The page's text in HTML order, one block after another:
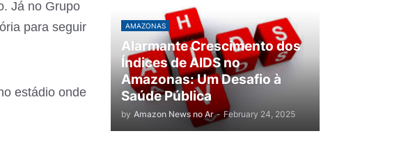
Já no Grupo
para seguir
estádio onde
AMAZONAS
Alarmante Crescimento dos
Índices de AIDS no
Amazonas: Um Desafio à
Saúde Pública
by Amazon News no Ar - February 24, 2025